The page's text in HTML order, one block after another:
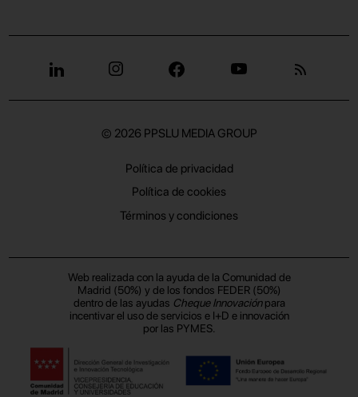
© 2026 PPSLU MEDIA GROUP
Política de privacidad
Política de cookies
Términos y condiciones
Web realizada con la ayuda de la Comunidad de
Madrid (50%) y de los fondos FEDER (50%)
dentro de las ayudas Cheque Innovaciónpara
incentivar el uso de servicios e I+D e innovación
por las PYMES.